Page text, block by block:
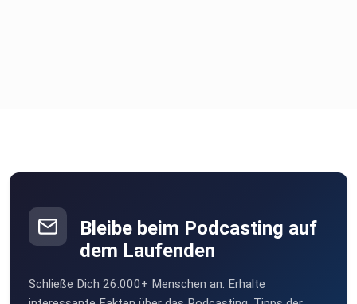
Bleibe beim Podcasting auf
dem Laufenden
Schließe Dich 26.000+ Menschen an. Erhalte